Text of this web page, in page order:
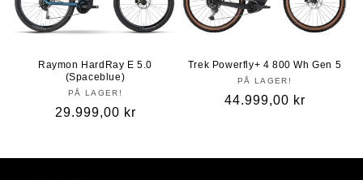
Raymon HardRay E 5.0
(Spaceblue)
PÅ LAGER!
Vanlig
29.999,00 kr
Trek Powerfly+ 4 800 Wh Gen 5
PÅ LAGER!
Vanlig
44.999,00 kr